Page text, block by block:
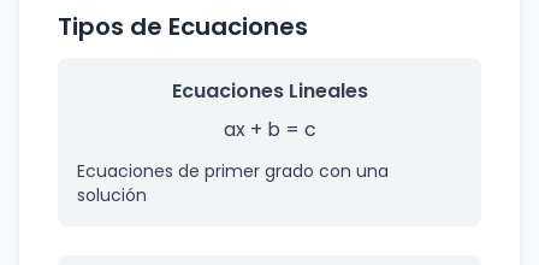
Tipos de Ecuaciones
Ecuaciones Lineales
ax + b = c
Ecuaciones de primer grado con una
solución